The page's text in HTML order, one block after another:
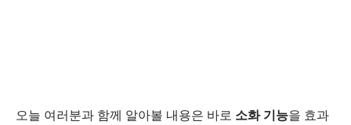
오늘 여러분과 함께 알아볼 내용은 바로 소화 기능을 효과